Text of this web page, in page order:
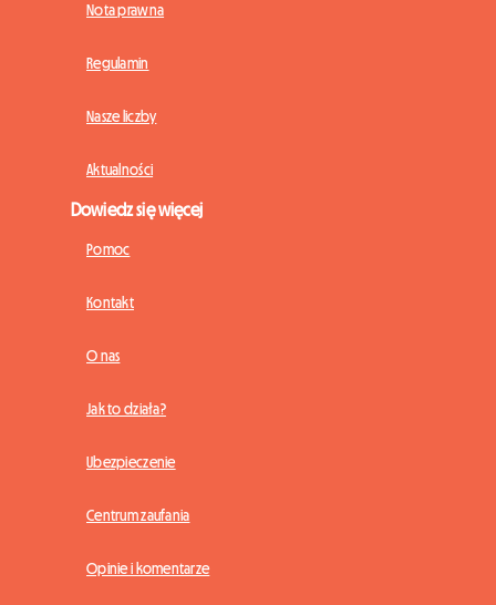
Nota prawna
Regulamin
Nasze liczby
Aktualności
Dowiedz się więcej
Pomoc
Kontakt
O nas
Jak to działa?
Ubezpieczenie
Centrum zaufania
Opinie i komentarze